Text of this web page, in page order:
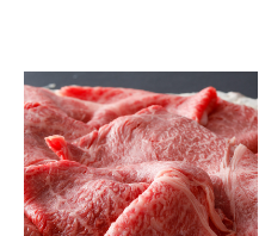
お買い物を続ける